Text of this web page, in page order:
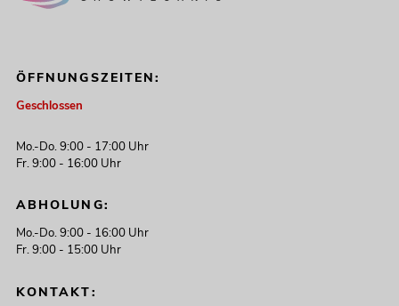
ÖFFNUNGSZEITEN:
Geschlossen
Mo.-Do. 9:00 - 17:00 Uhr
Fr. 9:00 - 16:00 Uhr
ABHOLUNG:
Mo.-Do. 9:00 - 16:00 Uhr
Fr. 9:00 - 15:00 Uhr
KONTAKT: